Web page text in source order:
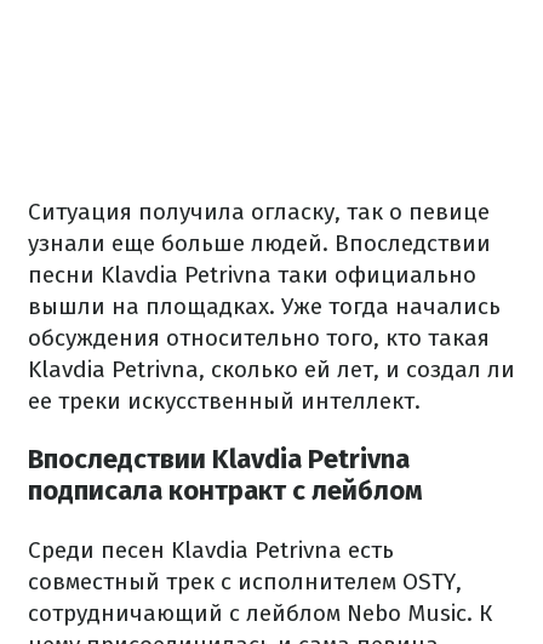
Ситуация получила огласку, так о певице
узнали еще больше людей. Впоследствии
песни Klavdia Petrivna таки официально
вышли на площадках. Уже тогда начались
обсуждения относительно того, кто такая
Klavdia Petrivna, сколько ей лет, и создал ли
ее треки искусственный интеллект.
Впоследствии Klavdia Petrivna
подписала контракт с лейблом
Среди песен Klavdia Petrivna есть
совместный трек с исполнителем OSTY,
сотрудничающий с лейблом Nebo Music. К